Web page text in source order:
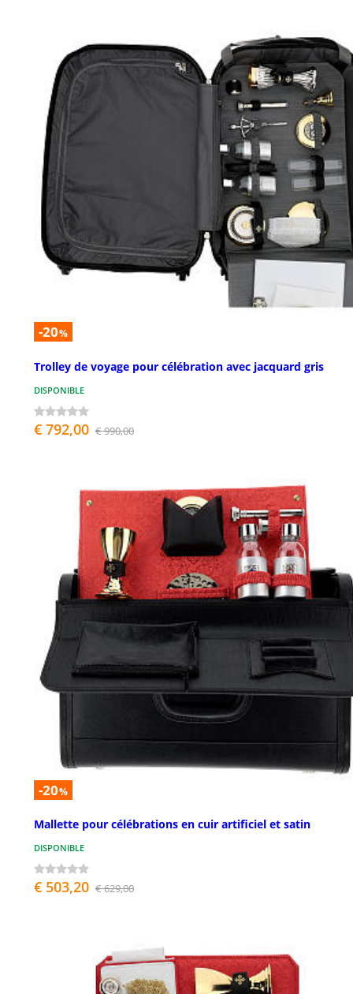
-20%
Trolley de voyage pour célébration avec jacquard gris
DISPONIBLE
€ 792,00 € 990,00
-20%
Mallette pour célébrations en cuir artificiel et satin
DISPONIBLE
€ 503,20 € 629,00